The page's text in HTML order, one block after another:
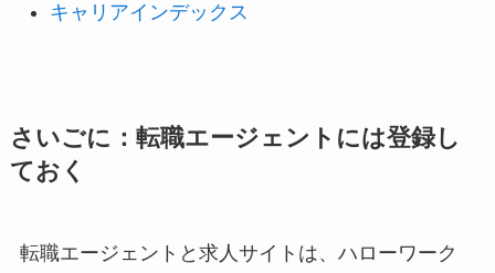
キャリアインデックス
さいごに：転職エージェントには登録し
ておく
転職エージェントと求人サイトは、ハローワーク